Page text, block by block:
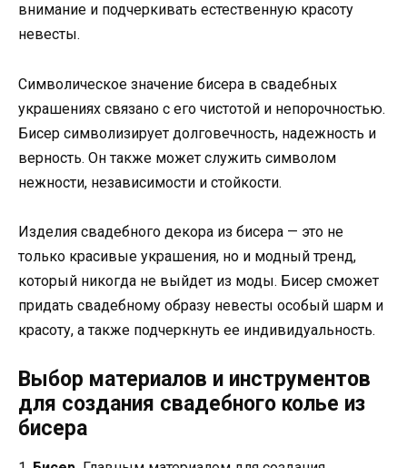
внимание и подчеркивать естественную красоту
невесты.
Символическое значение бисера в свадебных
украшениях связано с его чистотой и непорочностью.
Бисер символизирует долговечность, надежность и
верность. Он также может служить символом
нежности, независимости и стойкости.
Изделия свадебного декора из бисера — это не
только красивые украшения, но и модный тренд,
который никогда не выйдет из моды. Бисер сможет
придать свадебному образу невесты особый шарм и
красоту, а также подчеркнуть ее индивидуальность.
Выбор материалов и инструментов
для создания свадебного колье из
бисера